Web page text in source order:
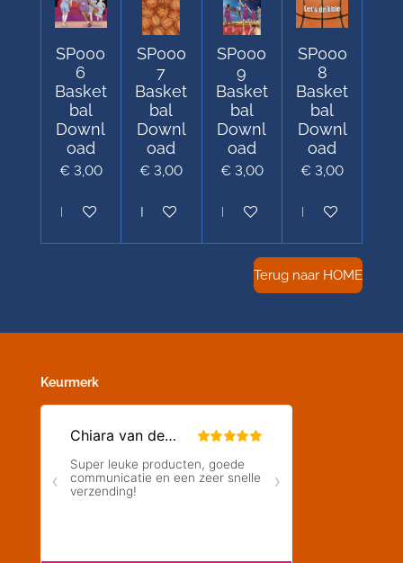
SP000
6
Basket
bal
Downl
oad
€ 3,00
In winkelwagen
SP000
7
Basket
bal
Downl
oad
€ 3,00
In winkelwagen
SP000
9
Basket
bal
Downl
oad
€ 3,00
In winkelwagen
SP000
8
Basket
bal
Downl
oad
€ 3,00
In winkelwagen
Terug naar HOME
Keurmerk